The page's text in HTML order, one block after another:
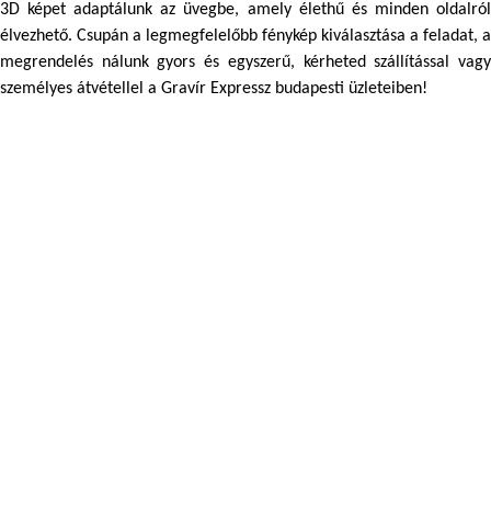
3D képet adaptálunk az üvegbe, amely élethű és minden oldalról
élvezhető. Csupán a legmegfelelőbb fénykép kiválasztása a feladat, a
megrendelés nálunk gyors és egyszerű, kérheted szállítással vagy
személyes átvétellel a Gravír Expressz budapesti üzleteiben!